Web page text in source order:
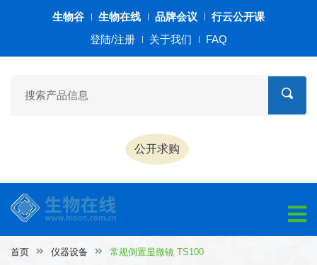
生物谷 生物在线 品牌会议
行云公开课
登陆/注册
关于我们 FAQ
公开求购
首页 仪器设备 常规倒置显微镜 TS100